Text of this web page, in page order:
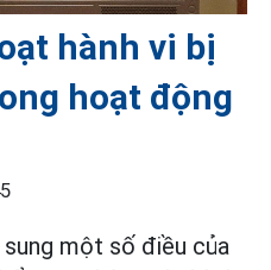
hành vi bị
hoạt động
một số điều của